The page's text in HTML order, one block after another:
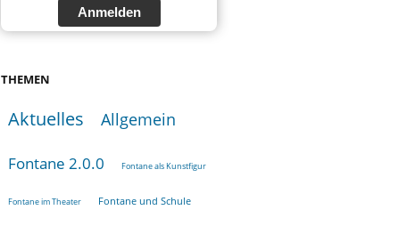
Anmelden
THEMEN
Aktuelles Allgemein
Fontane 2.0.0 Fontane als Kunstfigur
Fontane im Theater Fontane und Schule